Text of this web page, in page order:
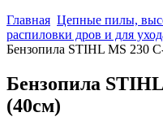
Главная Цепные пилы,
распиловки дров и для
Бензопила STIHL MS 230
Бензопила
(40см)